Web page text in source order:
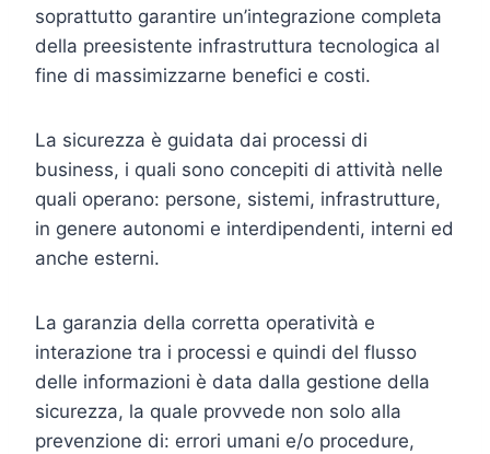
soprattutto garantire un’integrazione completa
della preesistente infrastruttura tecnologica al
fine di massimizzarne benefici e costi.
La sicurezza è guidata dai processi di
business, i quali sono concepiti di attività nelle
quali operano: persone, sistemi, infrastrutture,
in genere autonomi e interdipendenti, interni ed
anche esterni.
La garanzia della corretta operatività e
interazione tra i processi e quindi del flusso
delle informazioni è data dalla gestione della
sicurezza, la quale provvede non solo alla
prevenzione di: errori umani e/o procedure,